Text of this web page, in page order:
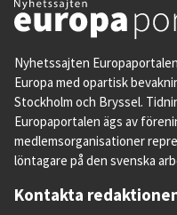
Nyhetssajten
Europa med opartisk
Stockholm och Bryssel.
Europaportalen ägs av
medlemsorganisationer
löntagare på den svenska
Kontakta